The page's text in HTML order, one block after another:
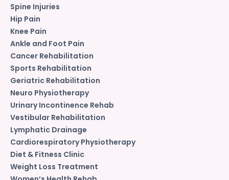
Spine Injuries
Hip Pain
Knee Pain
Ankle and Foot Pain
Cancer Rehabilitation
Sports Rehabilitation
Geriatric Rehabilitation
Neuro Physiotherapy
Urinary Incontinence Rehab
Vestibular Rehabilitation
Lymphatic Drainage
Cardiorespiratory Physiotherapy
Diet & Fitness Clinic
Weight Loss Treatment